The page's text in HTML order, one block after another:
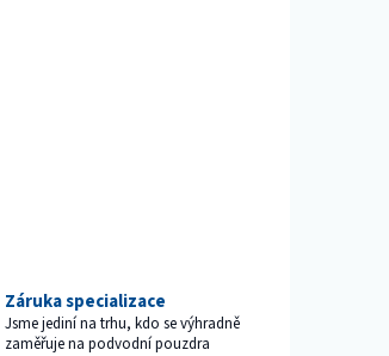
Záruka specializace
Jsme jediní na trhu, kdo se výhradně
zaměřuje na podvodní pouzdra